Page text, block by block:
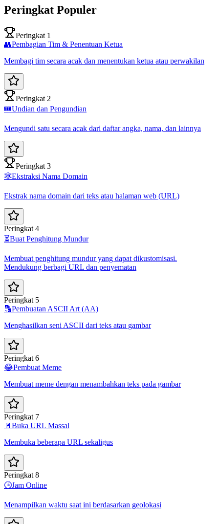
Peringkat Populer
Peringkat 1
👥Pembagian Tim & Penentuan Ketua
Membagi tim secara acak dan menentukan ketua atau perwakilan
Peringkat 2
🎟️Undian dan Pengundian
Mengundi satu secara acak dari daftar angka, nama, dan lainnya
Peringkat 3
🕸️Ekstraksi Nama Domain
Ekstrak nama domain dari teks atau halaman web (URL)
Peringkat 4
⏳Buat Penghitung Mundur
Membuat penghitung mundur yang dapat dikustomisasi.
Mendukung berbagi URL dan penyematan
Peringkat 5
🔡Pembuatan ASCII Art (AA)
Menghasilkan seni ASCII dari teks atau gambar
Peringkat 6
😂Pembuat Meme
Membuat meme dengan menambahkan teks pada gambar
Peringkat 7
🚪 Buka URL Massal
Membuka beberapa URL sekaligus
Peringkat 8
🕒Jam Online
Menampilkan waktu saat ini berdasarkan geolokasi